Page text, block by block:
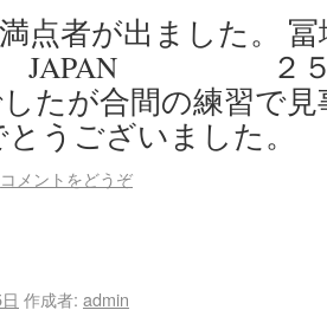
満点者が出ました
２５満射
たが合間の練習で
うございました。
コメントをどうぞ
作成者: admin